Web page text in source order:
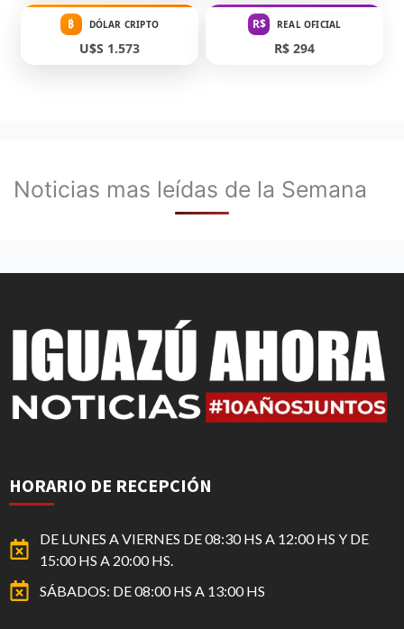
₿ DÓLAR CRIPTO
U$S 1.573
R$ REAL OFICIAL
R$ 294
Noticias mas leídas de la Semana
HORARIO DE RECEPCIÓN
DE LUNES A VIERNES DE 08:30 HS A 12:00 HS Y DE
15:00 HS A 20:00 HS.
SÁBADOS: DE 08:00 HS A 13:00 HS